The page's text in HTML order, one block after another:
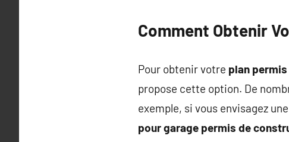
Comment Obtenir
Pour obtenir votre plan
propose cette option. De
exemple, si vous envisagez
pour garage permis de